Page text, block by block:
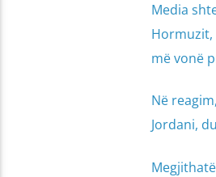
Media
Hormuzit,
më vonë
Në
Jordani,